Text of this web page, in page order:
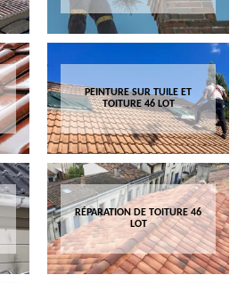
PEINTURE SUR TUILE ET
TOITURE 46 LOT
RÉPARATION DE TOITURE 46
LOT